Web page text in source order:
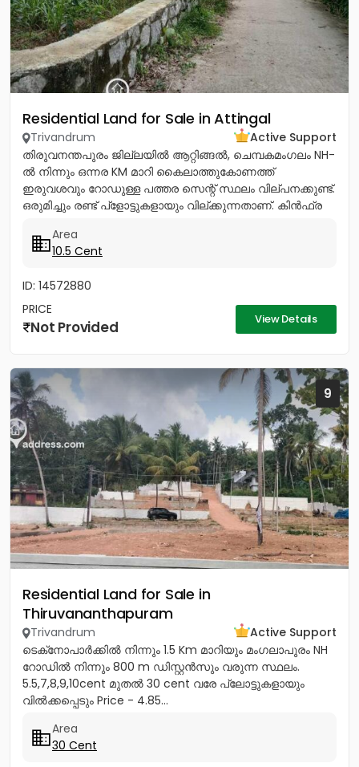
Residential Land for Sale in Attingal
Trivandrum
Active Support
തിരുവനന്തപുരം ജില്ലയിൽ ആറ്റിങ്ങൽ, ചെമ്പകമംഗലം NH-
ൽ നിന്നും ഒന്നര KM മാറി കൈലാത്തുകോണത്ത്
ഇരുവശവും റോഡുള്ള പത്തര സെന്റ് സ്ഥലം വില്പനക്കുണ്ട്.
ഒരുമിച്ചും രണ്ട് പ്ളോട്ടുകളായും വില്ക്കുന്നതാണ്. കിൻഫ്ര
Area
10.5 Cent
ID: 14572880
PRICE
Not Provided View Details
9
Residential Land for Sale in
Thiruvananthapuram
Trivandrum
Active Support
ടെക്‌നോപാർക്കിൽ നിന്നും 1.5 Km മാറിയും മംഗലാപുരം NH
റോഡിൽ നിന്നും 800 m ഡിസ്റ്റൻസും വരുന്ന സ്ഥലം.
5.5,7,8,9,10cent മുതൽ 30 cent വരേ പ്ലോട്ടുകളായും
വിൽക്കപ്പെടും Price - 4.85...
Area
30 Cent